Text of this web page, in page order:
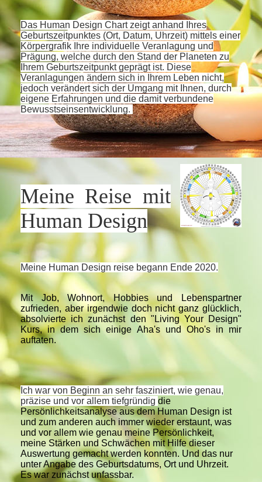
Das Human Design Chart zeigt anhand Ihres
Geburtszeitpunktes (Ort, Datum, Uhrzeit) mittels einer
Körpergrafik Ihre individuelle Veranlagung und
Prägung, welche durch den Stand der Planeten zu
Ihrem Geburtszeitpunkt geprägt ist. Diese
Veranlagungen ändern sich in Ihrem Leben nicht,
jedoch verändert sich der Umgang mit Ihnen, durch
eigene Erfahrungen und die damit verbundene
Bewusstseinsentwicklung.
Meine Reise mit
Human Design
Meine Human Design reise begann Ende 2020.
Mit Job, Wohnort, Hobbies und Lebenspartner
zufrieden, aber irgendwie doch nicht ganz glücklich,
absolvierte ich zunächst den "Living Your Design"
Kurs, in dem sich einige Aha's und Oho's in mir
auftaten.
Ich war von Beginn an sehr fasziniert, wie genau,
präzise und vor allem tiefgründig die
Persönlichkeitsanalyse aus dem Human Design ist
und zum anderen auch immer wieder erstaunt, was
und vor allem wie genau meine Persönlichkeit,
meine Stärken und Schwächen mit Hilfe dieser
Auswertung gemacht werden konnten. Und das nur
unter Angabe des Geburtsdatums, Ort und Uhrzeit.
Es war zunächst unfassbar.